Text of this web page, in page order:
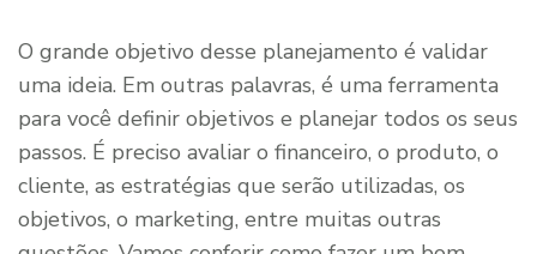
O grande objetivo desse planejamento é validar
uma ideia. Em outras palavras, é uma ferramenta
para você definir objetivos e planejar todos os seus
passos. É preciso avaliar o financeiro, o produto, o
cliente, as estratégias que serão utilizadas, os
objetivos, o marketing, entre muitas outras